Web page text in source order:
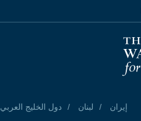
إيران لبنان دول الخليج العربي